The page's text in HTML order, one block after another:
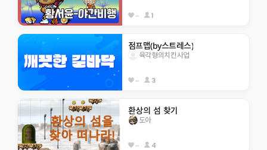
-- 1
점프맵(by스트레스)
육각형의치킨사업
-- 3
환상의 섬 찾기
도아
-- 4